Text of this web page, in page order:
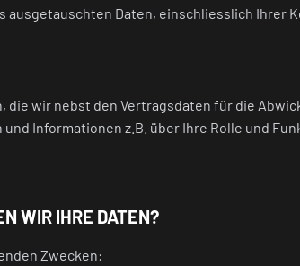
ausgetauschten Daten, einschliesslich Ihrer
die wir nebst den Vertragsdaten für die
Informationen z.B. über Ihre Rolle und
WIR IHRE DATEN?
Zwecken: